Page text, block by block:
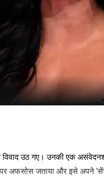
उठ गए। उनकी एक
पर अफसोस जताया और इसे अपने